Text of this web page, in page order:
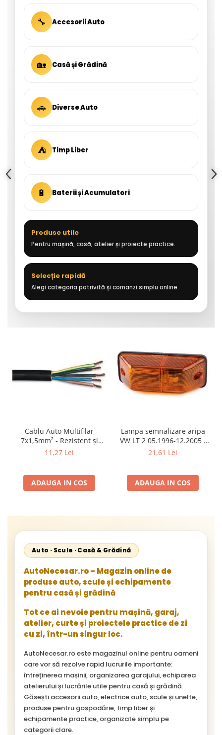
🔧 Accesorii Auto
🏡 Casă și Grădină
🚗 Diverse Auto
⛺ Timp Liber
🔋 Baterii și Acumulatori
Produse utile
Pentru mașină, casă, atelier și proiecte practice.
Selecție rapidă
Alegi categoria potrivită și comanzi simplu online.
Cablu Auto Multifilar
7x1,5mm² - Rezistent și
Flexibil pentru Remorci 12V-
11,27 Lei
ADAUGA IN COS
Lampa semnalizare aripa
VW LT 2 05.1996-12.2005 ;
Mercedes Sprinter 1995-
Neoplan Euroliner,
Starliner,Centroliner,
21,61 Lei
ADAUGA IN COS
Auto · Scule · Casă & Grădină
AutoNecesar.ro – Magazin online de
produse auto, scule și echipamente
pentru casă și grădină
Tot ce ai nevoie pentru mașină, garaj,
atelier, curte și proiectele practice de zi
cu zi, într-un singur loc.
AutoNecesar.ro este magazinul online pentru oameni
care vor să rezolve rapid lucrurile importante:
întreținerea mașinii, organizarea garajului, echiparea
atelierului și lucrările utile pentru casă și grădină.
Găsești accesorii auto, electrice auto, scule și unelte,
produse pentru gospodărie, timp liber și
echipamente practice, organizate simplu pe
categorii clare.